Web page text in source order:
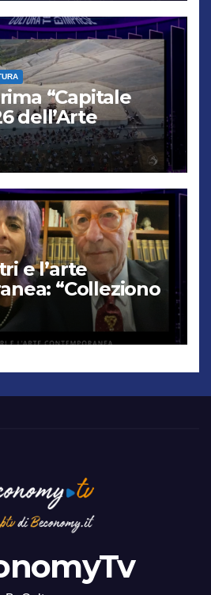
“Capitale
dell’Arte
e l’arte
“Colleziono
Un